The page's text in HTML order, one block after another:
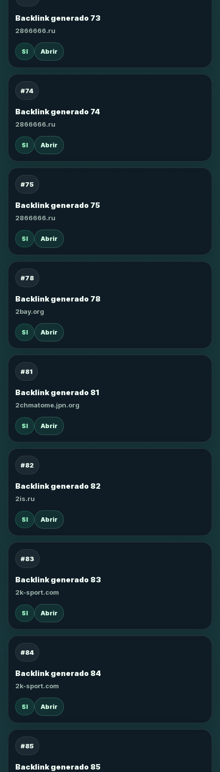
Backlink generado 73
2866666.ru
SI Abrir
#74
Backlink generado 74
2866666.ru
SI Abrir
#75
Backlink generado 75
2866666.ru
SI Abrir
#78
Backlink generado 78
2bay.org
SI Abrir
#81
Backlink generado 81
2chmatome.jpn.org
SI Abrir
#82
Backlink generado 82
2is.ru
SI Abrir
#83
Backlink generado 83
2k-sport.com
SI Abrir
#84
Backlink generado 84
2k-sport.com
SI Abrir
#85
Backlink generado 85